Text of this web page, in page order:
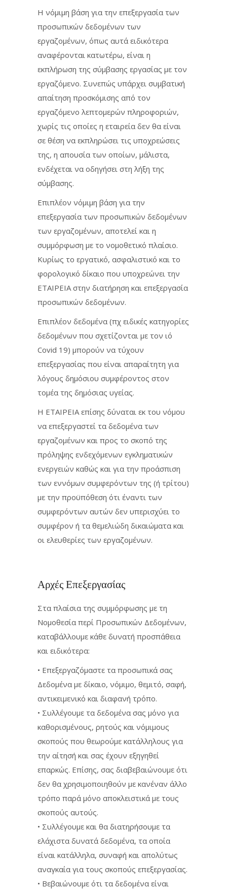
Η νόμιμη βάση για την επεξεργασία των
προσωπικών δεδομένων των
εργαζομένων, όπως αυτά ειδικότερα
αναφέρονται κατωτέρω, είναι η
εκπλήρωση της σύμβασης εργασίας με τον
εργαζόμενο. Συνεπώς υπάρχει συμβατική
απαίτηση προσκόμισης από τον
εργαζόμενο λεπτομερών πληροφοριών,
χωρίς τις οποίες η εταιρεία δεν θα είναι
σε θέση να εκπληρώσει τις υποχρεώσεις
της, η απουσία των οποίων, μάλιστα,
ενδέχεται να οδηγήσει στη λήξη της
σύμβασης.
Επιπλέον νόμιμη βάση για την
επεξεργασία των προσωπικών δεδομένων
των εργαζομένων, αποτελεί και η
συμμόρφωση με το νομοθετικό πλαίσιο.
Κυρίως το εργατικό, ασφαλιστικό και το
φορολογικό δίκαιο που υποχρεώνει την
ΕΤΑΙΡΕΙΑ στην διατήρηση και επεξεργασία
προσωπικών δεδομένων.
Επιπλέον δεδομένα (πχ ειδικές κατηγορίες
δεδομένων που σχετίζονται με τον ιό
Covid 19) μπορούν να τύχουν
επεξεργασίας που είναι απαραίτητη για
λόγους δημόσιου συμφέροντος στον
τομέα της δημόσιας υγείας.
Η ΕΤΑΙΡΕΙΑ επίσης δύναται εκ του νόμου
να επεξεργαστεί τα δεδομένα των
εργαζομένων και προς το σκοπό της
πρόληψης ενδεχόμενων εγκληματικών
ενεργειών καθώς και για την προάσπιση
των εννόμων συμφερόντων της (ή τρίτου)
με την προϋπόθεση ότι έναντι των
συμφερόντων αυτών δεν υπερισχύει το
συμφέρον ή τα θεμελιώδη δικαιώματα και
οι ελευθερίες των εργαζομένων.
Αρχές Επεξεργασίας
Στα πλαίσια της συμμόρφωσης με τη
Νομοθεσία περί Προσωπικών Δεδομένων,
καταβάλλουμε κάθε δυνατή προσπάθεια
και ειδικότερα:
• Επεξεργαζόμαστε τα προσωπικά σας
Δεδομένα με δίκαιο, νόμιμο, θεμιτό, σαφή,
αντικειμενικό και διαφανή τρόπο.
• Συλλέγουμε τα δεδομένα σας μόνο για
καθορισμένους, ρητούς και νόμιμους
σκοπούς που θεωρούμε κατάλληλους για
την αίτησή και σας έχουν εξηγηθεί
επαρκώς. Επίσης, σας διαβεβαιώνουμε ότι
δεν θα χρησιμοποιηθούν με κανέναν άλλο
τρόπο παρά μόνο αποκλειστικά με τους
σκοπούς αυτούς.
• Συλλέγουμε και θα διατηρήσουμε τα
ελάχιστα δυνατά δεδομένα, τα οποία
είναι κατάλληλα, συναφή και απολύτως
αναγκαία για τους σκοπούς επεξεργασίας.
• Βεβαιώνουμε ότι τα δεδομένα είναι